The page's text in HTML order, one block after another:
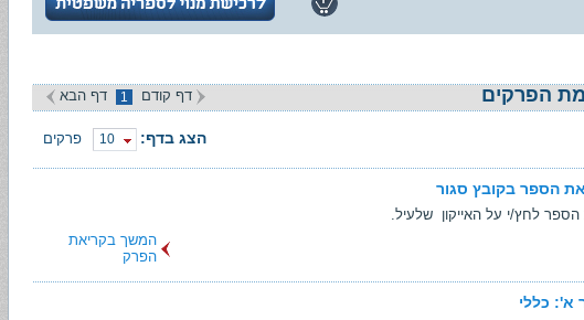
הפרקים דף קודם 1 דף הבא
הצג בדף: 10 פרקים
הספר בקובץ סגור
לחץ/י על האייקון שלעיל.
המשך בקריאת
הפרק
א': כללי